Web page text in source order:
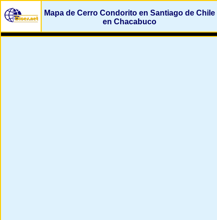
Mapa de Cerro Condorito en Santiago de Chile
en Chacabuco